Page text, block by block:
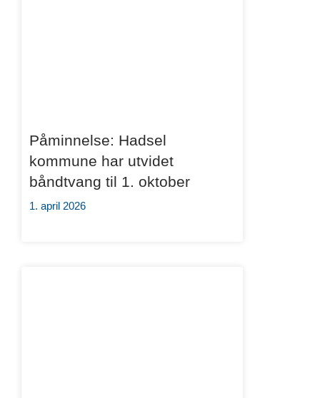
Påminnelse: Hadsel
kommune har utvidet
båndtvang til 1. oktober
1. april 2026